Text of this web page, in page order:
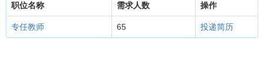
职位名称 需求人数 操作
专任教师 65 投递简历